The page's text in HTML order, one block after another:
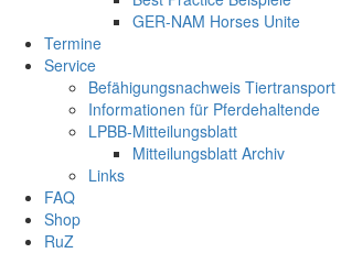
GER-NAM Horses Unite
Termine
Service
Befähigungsnachweis Tiertransport
Informationen für Pferdehaltende
LPBB-Mitteilungsblatt
Mitteilungsblatt Archiv
Links
FAQ
Shop
RuZ